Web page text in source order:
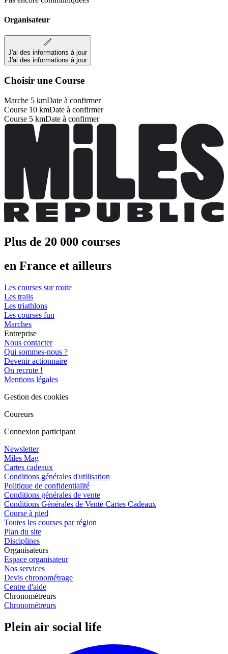
Organisateur
J'ai des informations à jour
J'ai des informations à jour
Choisir une Course
Marche 5 kmDate à confirmer
Course 10 kmDate à confirmer
Course 5 kmDate à confirmer
Plus de 20 000 courses
en France et ailleurs
Les courses sur route
Les trails
Les triathlons
Les courses fun
Marches
Entreprise
Nous contacter
Qui sommes-nous ?
Devenir actionnaire
On recrute !
Mentions légales
Gestion des cookies
Coureurs
Connexion participant
Newsletter
Miles Mag
Cartes cadeaux
Conditions générales d'utilisation
Politique de confidentialité
Conditions générales de vente
Conditions Générales de Vente Cartes Cadeaux
Course à pied
Toutes les courses par région
Plan du site
Disciplines
Organisateurs
Espace organisateur
Nos services
Devis chronométrage
Centre d'aide
Chronométreurs
Chronométreurs
Plein air social life